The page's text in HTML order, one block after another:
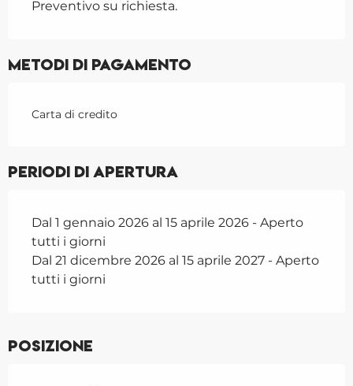
Preventivo su richiesta.
Metodi di pagamento
Carta di credito
Periodi di apertura
Dal 1 gennaio 2026 al 15 aprile 2026 - Aperto
tutti i giorni
Dal 21 dicembre 2026 al 15 aprile 2027 - Aperto
tutti i giorni
Posizione